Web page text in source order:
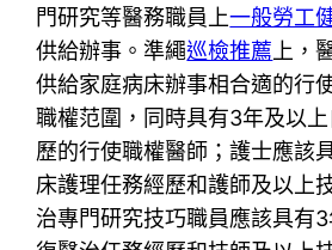
門研究等醫務職員上一般勞工
供給辦事。準繩巡檢推薦 上，
供給家庭病床辦事相合適的行
職權范圍，同時具有3年及以
歷的行使職權醫師；護士應該
床護理任務經歷和護師及以上
治專門研究技巧職員應該具有